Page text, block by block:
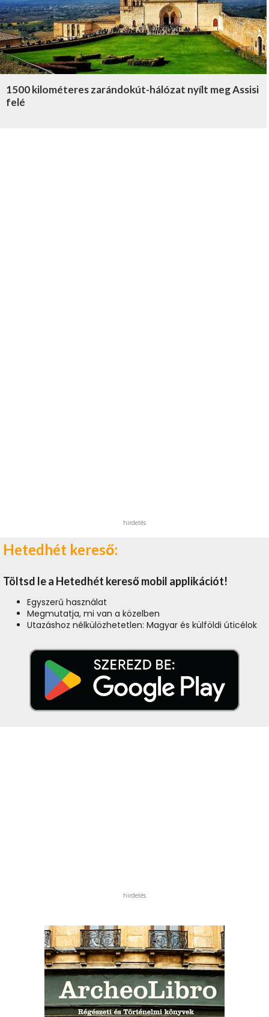
1500 kilométeres zarándokút-hálózat nyílt meg Assisi
felé
hirdetés
Hetedhét kereső:
Töltsd le a Hetedhét kereső mobil applikációt!
Egyszerű használat
Megmutatja, mi van a közelben
Utazáshoz nélkülözhetetlen: Magyar és külföldi úticélok
hirdetés